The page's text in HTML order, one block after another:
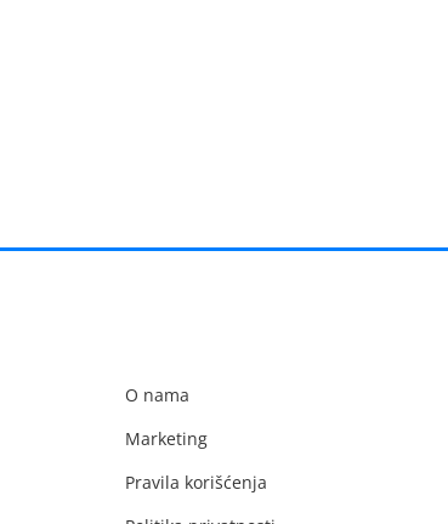
O nama
Marketing
Pravila korišćenja